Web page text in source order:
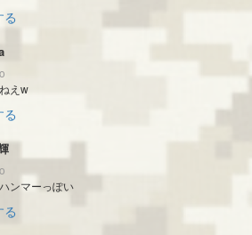
る
えw
る
ンマーっぽい
る